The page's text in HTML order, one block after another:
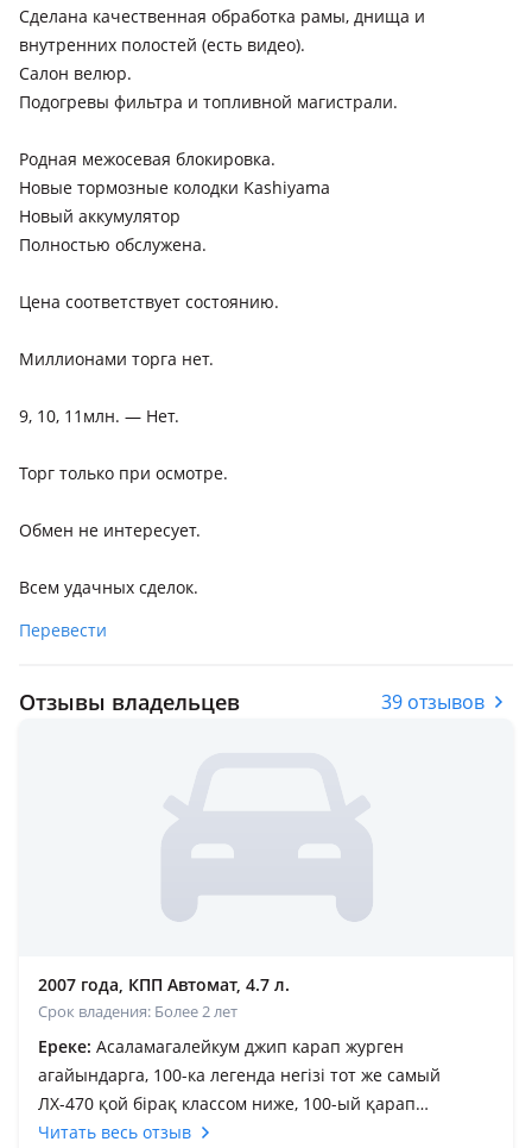
Сделана качественная обработка рамы, днища и
внутренних полостей (есть видео).
Салон велюр.
Подогревы фильтра и топливной магистрали.
Родная межосевая блокировка.
Новые тормозные колодки Kashiyama
Новый аккумулятор
Полностью обслужена.
Цена соответствует состоянию.
Миллионами торга нет.
9, 10, 11млн. — Нет.
Торг только при осмотре.
Обмен не интересует.
Всем удачных сделок.
Перевести
Отзывы владельцев 39 отзывов
2007 года, КПП Автомат, 4.7 л.
Срок владения: Более 2 лет
Ереке: Асаламагалейкум джип карап журген
агайындарга, 100-ка легенда негізі тот же самый
ЛХ-470 қой бірақ классом ниже, 100-ый қарап
жүргендерге класом выше 470 советую пневма баланы
Читать весь отзыв